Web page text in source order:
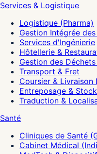
Services & Logistique
Logistique (Pharma)
Gestion Intégrée
Services d'Ingénierie
Hôtellerie &
Gestion des
Transport & Fret
Coursier & Livraison
Entreposage &
Traduction &
Santé
Cliniques de Santé
Cabinet Médical